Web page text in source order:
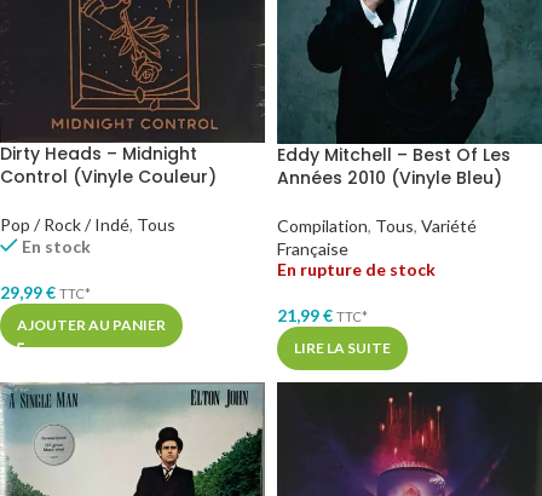
Dirty Heads – Midnight
Control (Vinyle Couleur)
Pop / Rock / Indé, Tous
En stock
29,99€ TTC*
AJOUTER AU PANIER
Eddy Mitchell – Best Of Les
Années 2010 (Vinyle Bleu)
Compilation, Tous, Variété
Française
En rupture de stock
21,99€ TTC*
LIRE LA SUITE